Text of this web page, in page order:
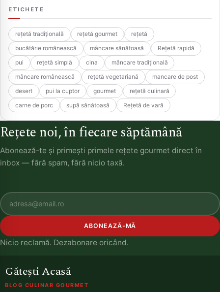
ETICHETE
rețetă tradițională rețetă gourmet
rețetă
bucătărie românească
mâncare sănătoasă
Rețetă rapidă
pui
rețetă simplă cina
mâncare tradițională
mâncare românească
rețetă vegetariană
mancare de post
desert
pui la cuptor gourmet
rețetă culinară
carne de porc
supă sănătoasă Rețetă de vară
Rețete noi, în fiecare săptămână
Abonează-te și primești primele rețete gourmet direct în
inbox — fără spam, fără nicio taxă.
ABONEAZĂ-MĂ
Nicio reclamă. Dezabonare oricând.
Gătești Acasă
BLOG CULINAR GOURMET